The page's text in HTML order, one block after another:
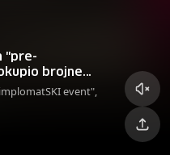
"pre-
brojne
event",